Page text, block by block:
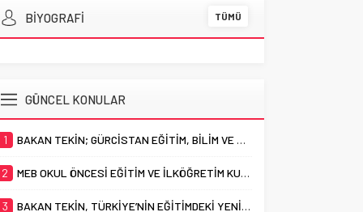
BİYOGRAFİ TÜMÜ
GÜNCEL KONULAR
1 BAKAN TEKİN; GÜRCİSTAN EĞİTİM, BİLİM VE GENÇLİK BAKANI MİKANADZE İLE BİR ARAYA GELDİ
2 MEB OKUL ÖNCESİ EĞİTİM VE İLKÖĞRETİM KURUMLARI YÖNETMELİĞİ’NDE YAPILAN DEĞİŞİKLİK, RESMÎ GAZETE’DE YAYIMLANDI
3 BAKAN TEKİN, TÜRKİYE’NİN EĞİTİMDEKİ YENİ UYGULAMALARININ ULUSLARARASI ALANDAKİ YANSIMALARINI DEĞERLENDİRDİ